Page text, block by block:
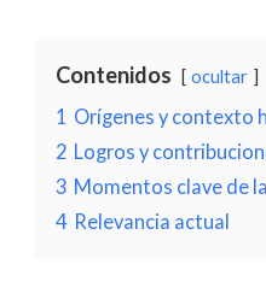
Contenidos ocultar
1 Orígenes y contexto
2 Logros y
3 Momentos clave de
4 Relevancia actual